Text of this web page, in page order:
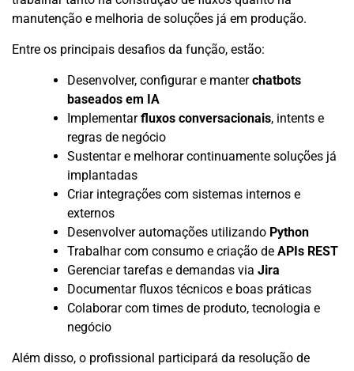
manutenção e melhoria de soluções já em produção.
Entre os principais desafios da função, estão:
Desenvolver, configurar e manterchatbots
baseados em IA
Implementarfluxos conversacionais, intents e
regras de negócio
Sustentar e melhorar continuamente soluções já
implantadas
Criar integrações com sistemas internos e
externos
Desenvolver automações utilizando Python
Trabalhar com consumo e criação de APIs REST
Gerenciar tarefas e demandas via Jira
Documentar fluxos técnicos e boas práticas
Colaborar com times de produto, tecnologia e
negócio
Além disso, o profissional participará da resolução de